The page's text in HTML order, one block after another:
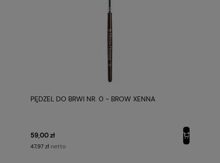
PĘDZEL DO BRWI NR. 0 - BROW XENNA
59,00 zł
47,97 zł netto